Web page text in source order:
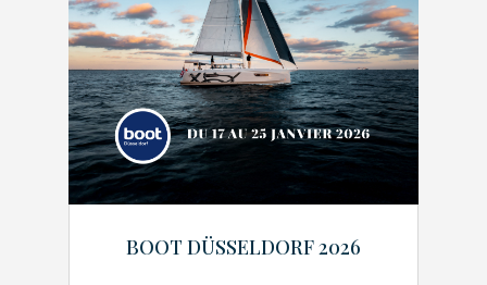
BOOT DÜSSELDORF 2026